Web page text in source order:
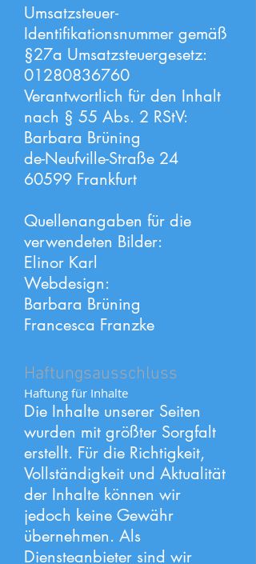
Umsatzsteuer-
Identifikationsnummer gemäß
§27a Umsatzsteuergesetz:
01280836760
Verantwortlich für den Inhalt
nach § 55 Abs. 2 RStV:
Barbara Brüning
de-Neufville-Straße 24
60599 Frankfurt
Quellenangaben für die
verwendeten Bilder:
Elinor Karl
Webdesign:
Barbara Brüning
Francesca Franzke
Haftungsausschluss
Haftung für Inhalte
Die Inhalte unserer Seiten
wurden mit größter Sorgfalt
erstellt. Für die Richtigkeit,
Vollständigkeit und Aktualität
der Inhalte können wir
jedoch keine Gewähr
übernehmen. Als
Diensteanbieter sind wir